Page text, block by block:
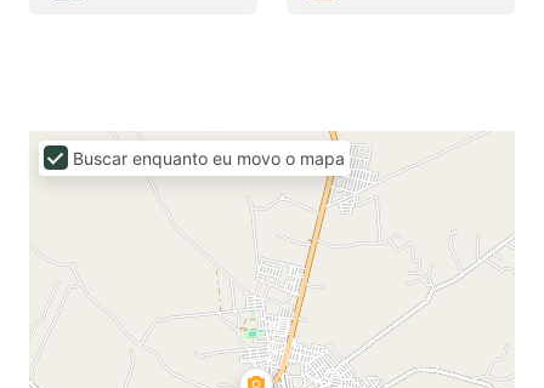
Buscar enquanto eu movo o mapa